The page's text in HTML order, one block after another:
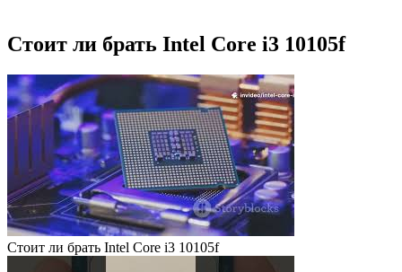
Стоит ли брать Intel Core i3 10105f
Стоит ли брать Intel Core i3 10105f